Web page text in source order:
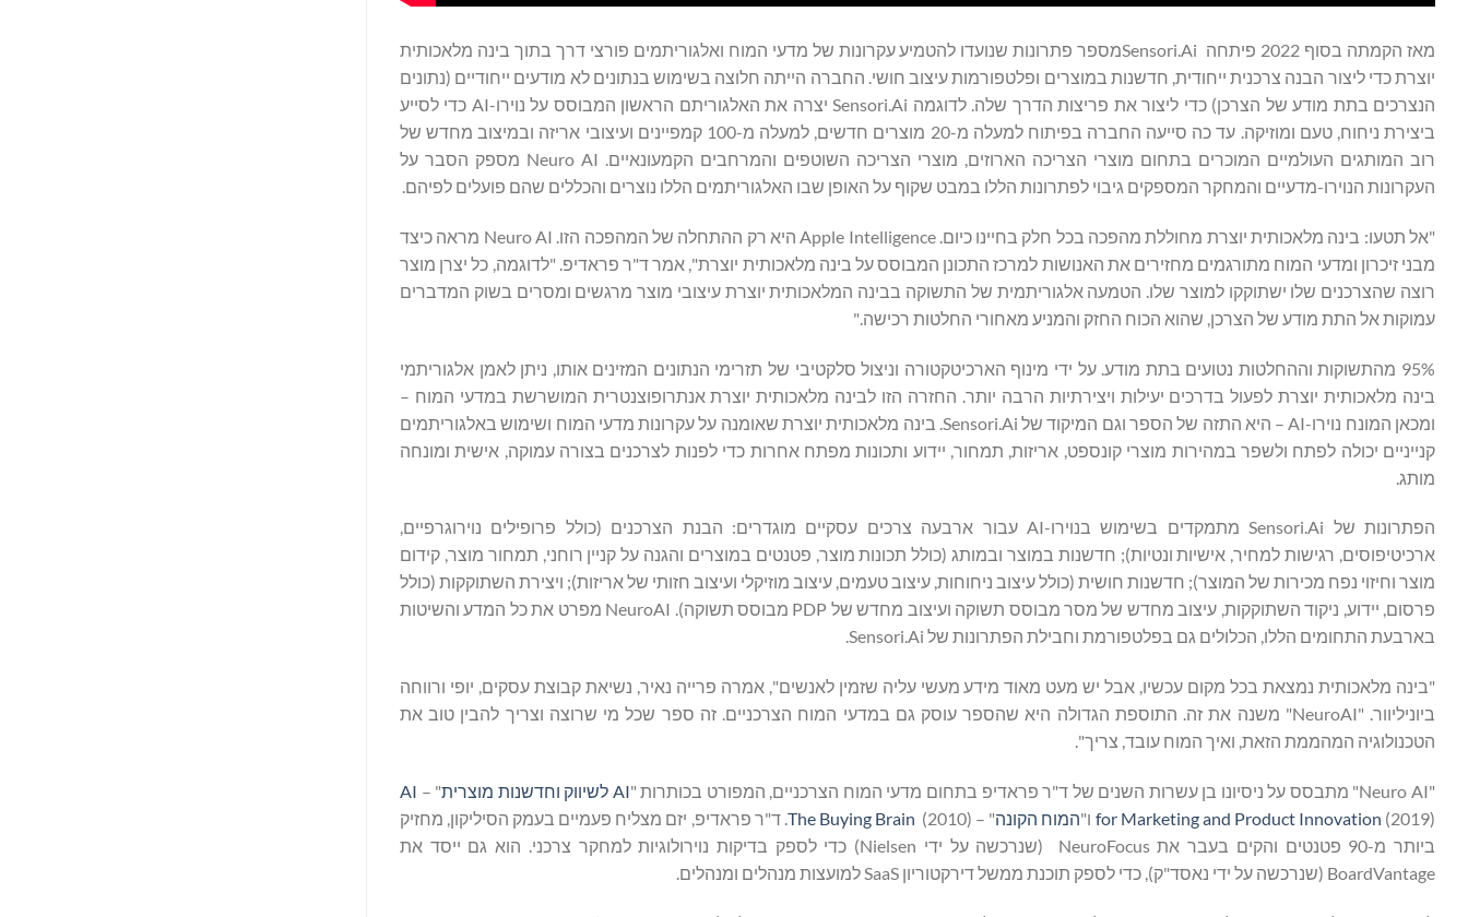
מאז הקמתה בסוף 2022 פיתחה Sensori.Aiמספר פתרונות שנועדו להטמיע עקרונות של מדעי המוח ואלגוריתמים פורצי דרך בתוך בינה מלאכותית
יוצרת כדי ליצור הבנה צרכנית ייחודית, חדשנות במוצרים ופלטפורמות עיצוב חושי. החברה הייתה חלוצה בשימוש בנתונים לא מודעים ייחודיים (נתונים
הנצרכים בתת מודע של הצרכן) כדי ליצור את פריצות הדרך שלה. לדוגמה Sensori.Ai יצרה את האלגוריתם הראשון המבוסס על נוירו-AI כדי לסייע
ביצירת ניחוח, טעם ומוזיקה. עד כה סייעה החברה בפיתוח למעלה מ-20 מוצרים חדשים, למעלה מ-100 קמפיינים ועיצובי אריזה ובמיצוב מחדש של
רוב המותגים העולמיים המוכרים בתחום מוצרי הצריכה הארוזים, מוצרי הצריכה השוטפים והמרחבים הקמעונאיים. Neuro AI מספק הסבר על
העקרונות הנוירו-מדעיים והמחקר המספקים גיבוי לפתרונות הללו במבט שקוף על האופן שבו האלגוריתמים הללו נוצרים והכללים שהם פועלים לפיהם.
"אל תטעו: בינה מלאכותית יוצרת מחוללת מהפכה בכל חלק בחיינו כיום. Apple Intelligence היא רק ההתחלה של המהפכה הזו. Neuro AI מראה כיצד
מבני זיכרון ומדעי המוח מתורגמים מחזירים את האנושות למרכז התכונן המבוסס על בינה מלאכותית יוצרת", אמר ד"ר פראדיפ. "לדוגמה, כל יצרן מוצר
רוצה שהצרכנים שלו ישתוקקו למוצר שלו. הטמעה אלגוריתמית של התשוקה בבינה המלאכותית יוצרת עיצובי מוצר מרגשים ומסרים בשוק המדברים
עמוקות אל התת מודע של הצרכן, שהוא הכוח החזק והמניע מאחורי החלטות רכישה."
95% מהתשוקות וההחלטות נטועים בתת מודע. על ידי מינוף הארכיטקטורה וניצול סלקטיבי של תזרימי הנתונים המזינים אותו, ניתן לאמן אלגוריתמי
בינה מלאכותית יוצרת לפעול בדרכים יעילות ויצירתיות הרבה יותר. החזרה הזו לבינה מלאכותית יוצרת אנתרופוצנטרית המושרשת במדעי המוח –
ומכאן המונח נוירו-AI – היא התזה של הספר וגם המיקוד של Sensori.Ai. בינה מלאכותית יוצרת שאומנה על עקרונות מדעי המוח ושימוש באלגוריתמים
קנייניים יכולה לפתח ולשפר במהירות מוצרי קונספט, אריזות, תמחור, יידוע ותכונות מפתח אחרות כדי לפנות לצרכנים בצורה עמוקה, אישית ומונחה
מותג.
הפתרונות של Sensori.Ai מתמקדים בשימוש בנוירו-AI עבור ארבעה צרכים עסקיים מוגדרים: הבנת הצרכנים (כולל פרופילים נוירוגרפיים,
ארכיטיפוסים, רגישות למחיר, אישיות ונטיות); חדשנות במוצר ובמותג (כולל תכונות מוצר, פטנטים במוצרים והגנה על קניין רוחני, תמחור מוצר, קידום
מוצר וחיזוי נפח מכירות של המוצר); חדשנות חושית (כולל עיצוב ניחוחות, עיצוב טעמים, עיצוב מוזיקלי ועיצוב חזותי של אריזות); ויצירת השתוקקות (כולל
פרסום, יידוע, ניקוד השתוקקות, עיצוב מחדש של מסר מבוסס תשוקה ועיצוב מחדש של PDP מבוסס תשוקה). NeuroAI מפרט את כל המדע והשיטות
בארבעת התחומים הללו, הכלולים גם בפלטפורמת וחבילת הפתרונות של Sensori.Ai.
"בינה מלאכותית נמצאת בכל מקום עכשיו, אבל יש מעט מאוד מידע מעשי עליה שזמין לאנשים", אמרה פרייה נאיר, נשיאת קבוצת עסקים, יופי ורווחה
ביוניליוור. "NeuroAI" משנה את זה. התוספת הגדולה היא שהספר עוסק גם במדעי המוח הצרכניים. זה ספר שכל מי שרוצה וצריך להבין טוב את
הטכנולוגיה המהממת הזאת, ואיך המוח עובד, צריך".
"Neuro AI" מתבסס על ניסיונו בן עשרות השנים של ד"ר פראדיפ בתחום מדעי המוח הצרכניים, המפורט בכותרות " AI לשיווק וחדשנות מוצרית " –
AI
for Marketing and Product Innovation (2019) ו" המוח הקונה" –
The Buying Brain(2010). ד"ר פראדיפ, יזם מצליח פעמיים בעמק הסיליקון, מחזיק
ביותר מ-90 פטנטים והקים בעבר את NeuroFocus (שנרכשה על ידי Nielsen) כדי לספק בדיקות נוירולוגיות למחקר צרכני. הוא גם ייסד את
BoardVantage (שנרכשה על ידי נאסד"ק), כדי לספק תוכנת ממשל דירקטוריון SaaS למועצות מנהלים ומנהלים.